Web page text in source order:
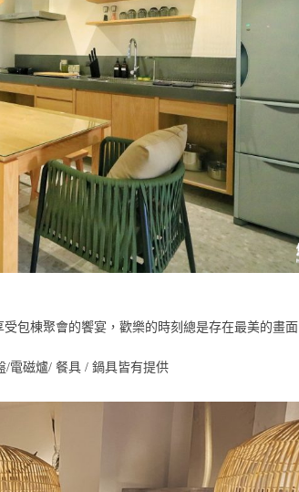
包棟聚會的饗宴，歡樂的時刻總是存在最美的畫面
/電磁爐/ 餐具 / 鍋具皆有提供